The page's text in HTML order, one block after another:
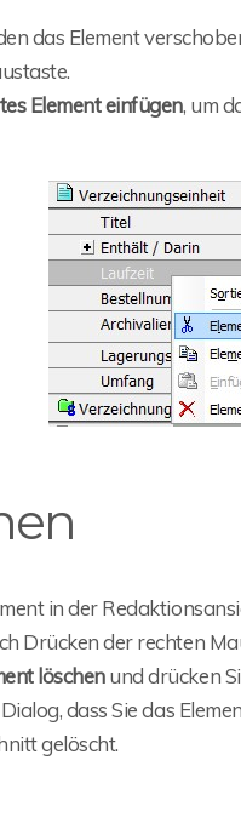
das Element
Element einfügen, um
in der
Drücken der rechten
löschenund drücken
dass Sie das
gelöscht.